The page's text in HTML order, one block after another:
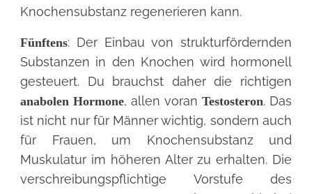
Knochensubstanz regenerieren kann.
Fünftens: Der Einbau von strukturfördernden
Substanzen in den Knochen wird hormonell
gesteuert. Du brauchst daher die richtigen
anabolen Hormone, allen voran Testosteron. Das
ist nicht nur für Männer wichtig, sondern auch
für Frauen, um Knochensubstanz und
Muskulatur im höheren Alter zu erhalten. Die
verschreibungspflichtige Vorstufe des